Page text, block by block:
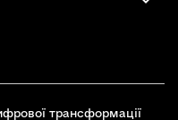
трансформації